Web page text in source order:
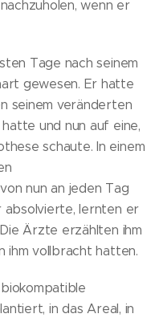
wenn er
Tage nach seinem
gewesen. Er hatte
seinem veränderten
und nun auf eine,
schaute. In einem
nun an jeden Tag
absolvierte, lernten er
Ärzte erzählten ihm
ihm vollbracht hatten.
in das Areal, in